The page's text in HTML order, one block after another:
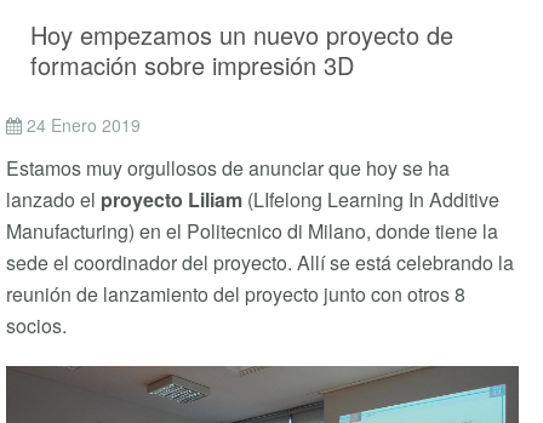
Hoy empezamos un nuevo proyecto de
formación sobre impresión 3D
24 Enero 2019
Estamos muy orgullosos de anunciar que hoy se ha
lanzado el proyecto Liliam (LIfelong Learning In Additive
Manufacturing) en el Politecnico di Milano, donde tiene la
sede el coordinador del proyecto. Allí se está celebrando la
reunión de lanzamiento del proyecto junto con otros 8
socios.